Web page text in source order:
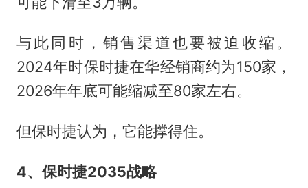
与此同时，销售渠道也要被迫收缩。
2024年时保时捷在华经销商约为150家，
2026年年底可能缩减至80家左右。
但保时捷认为，它能撑得住。
4、保时捷2035战略